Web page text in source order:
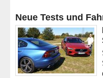
Neue Tests und